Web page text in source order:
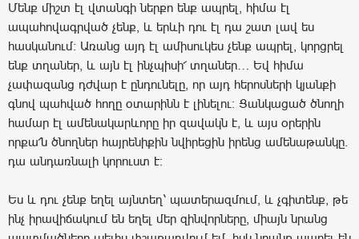
Մենք միշտ էլ վտանգի ներքո ենք ապրել, հիմա էլ
ապահովագրված չենք, և երևի դու էլ դա շատ լավ ես
հասկանում: Առանց այդ էլ ամիսուկես չենք ապրել, կորցրել
ենք տղաներ, և այն էլ ինչպիսի՜ տղաներ… Եվ հիմա
չափազանց դժվար է ընդունելը, որ այդ հերոսների կյանքի
գնով պահված հողը օտարինն է լինելու: Ցանկացած ծնողի
համար էլ ամենակարևորը իր զավակն է, և այս օրերին
որքա՜ն ծնողներ հայրենիքին նվիրեցին իրենց ամենաթանկը.
դա անդառնալի կորուստ է:
Ես և դու չենք եղել այնտեղ՝ պատերազմում, և չգիտենք, թե
ինչ իրավիճակում են եղել մեր զինվորները, միայն նրանց